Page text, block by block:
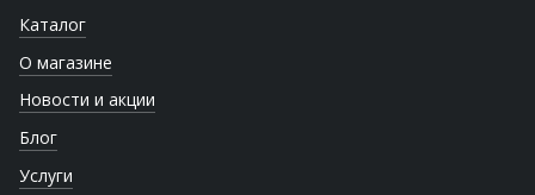
Каталог
О магазине
Новости и акции
Блог
Услуги